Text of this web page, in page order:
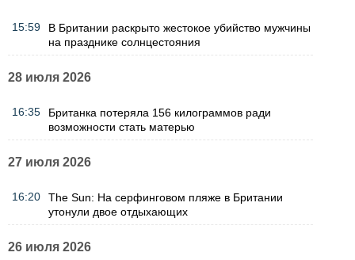
15:59
В Британии раскрыто жестокое убийство мужчины
на празднике солнцестояния
28 июля 2026
16:35
Британка потеряла 156 килограммов ради
возможности стать матерью
27 июля 2026
16:20
The Sun: На серфинговом пляже в Британии
утонули двое отдыхающих
26 июля 2026